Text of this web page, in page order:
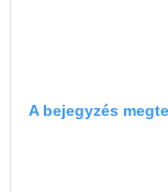
A bejegyzés